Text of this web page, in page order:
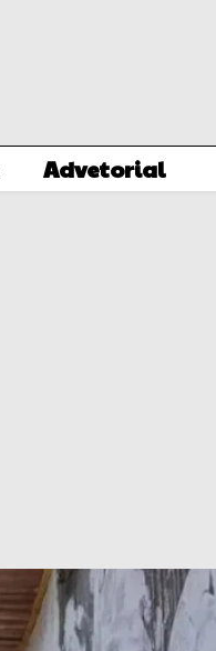
Advetorial